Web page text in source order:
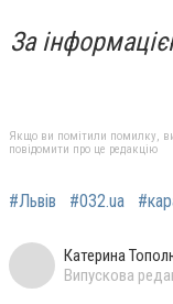
За
Якщо ви помітили помилку,
повідомити про це редакцію
#Львів #032.ua
Катерина
Випускова